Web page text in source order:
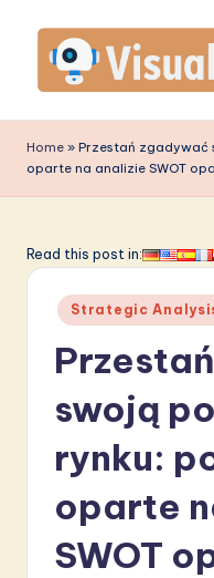
content
is
u
li
A
Home » Przestań zgadywać
oparte na analizie SWOT
Read this post in:
Posted
in
Strategic
swoją
rynku:
oparte
SWOT